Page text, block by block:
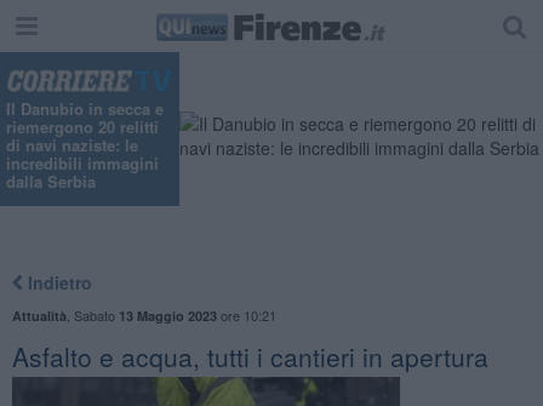
Il Danubio in secca e
riemergono 20 relitti
di navi naziste: le
incredibili immagini
dalla Serbia
Indietro
Attualità Sabato 13 Maggio 2023ore 10:21
Asfalto e acqua, tutti i cantieri in apertura